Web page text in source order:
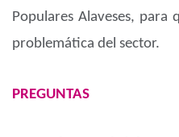
Populares Alaveses, para
problemática del sector.
PREGUNTAS